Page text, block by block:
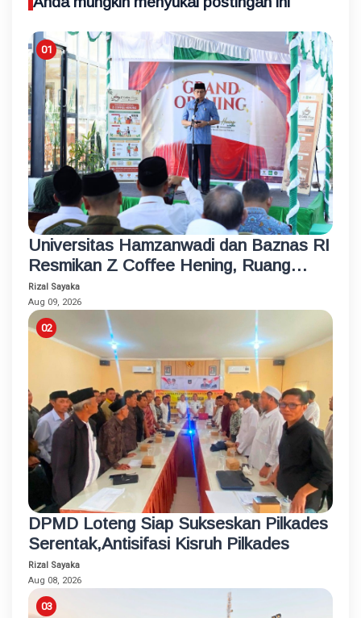
Universitas Hamzanwadi dan Baznas RI
Resmikan Z Coffee Hening, Ruang
Usaha Inklusif bagi Penyandang
Disabilitas
Rizal Sayaka
Aug 09, 2026
DPMD Loteng Siap Sukseskan Pilkades
Serentak,Antisifasi Kisruh Pilkades
Rizal Sayaka
Aug 08, 2026